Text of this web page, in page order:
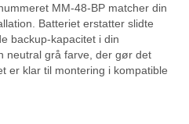
MM-48-BP matcher din
Batteriet erstatter slidte
backup-kapacitet i din
neutral grå farve, der gør det
er klar til montering i kompatible